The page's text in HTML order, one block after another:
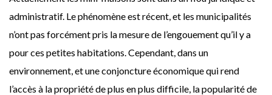
administratif. Le phénomène est récent, et les municipalités
n’ont pas forcément pris la mesure de l’engouement qu’il y a
pour ces petites habitations. Cependant, dans un
environnement, et une conjoncture économique qui rend
l’accès à la propriété de plus en plus difficile, la popularité de